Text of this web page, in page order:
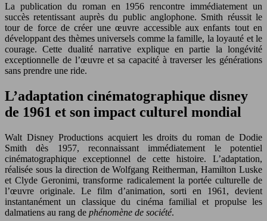
La publication du roman en 1956 rencontre immédiatement un
succès retentissant auprès du public anglophone. Smith réussit le
tour de force de créer une œuvre accessible aux enfants tout en
développant des thèmes universels comme la famille, la loyauté et le
courage. Cette dualité narrative explique en partie la longévité
exceptionnelle de l’œuvre et sa capacité à traverser les générations
sans prendre une ride.
L’adaptation cinématographique disney
de 1961 et son impact culturel mondial
Walt Disney Productions acquiert les droits du roman de Dodie
Smith dès 1957, reconnaissant immédiatement le potentiel
cinématographique exceptionnel de cette histoire. L’adaptation,
réalisée sous la direction de Wolfgang Reitherman, Hamilton Luske
et Clyde Geronimi, transforme radicalement la portée culturelle de
l’œuvre originale. Le film d’animation, sorti en 1961, devient
instantanément un classique du cinéma familial et propulse les
dalmatiens au rang de phénomène de société.